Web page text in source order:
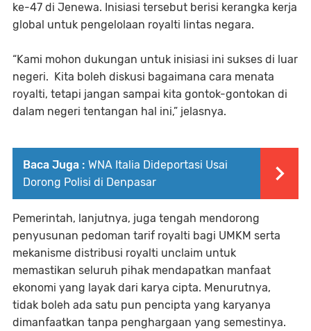
ke-47 di Jenewa. Inisiasi tersebut berisi kerangka kerja
global untuk pengelolaan royalti lintas negara.
“Kami mohon dukungan untuk inisiasi ini sukses di luar
negeri. Kita boleh diskusi bagaimana cara menata
royalti, tetapi jangan sampai kita gontok-gontokan di
dalam negeri tentangan hal ini,” jelasnya.
Baca Juga : WNA Italia Dideportasi Usai
Dorong Polisi di Denpasar
Pemerintah, lanjutnya, juga tengah mendorong
penyusunan pedoman tarif royalti bagi UMKM serta
mekanisme distribusi royalti unclaim untuk
memastikan seluruh pihak mendapatkan manfaat
ekonomi yang layak dari karya cipta. Menurutnya,
tidak boleh ada satu pun pencipta yang karyanya
dimanfaatkan tanpa penghargaan yang semestinya.